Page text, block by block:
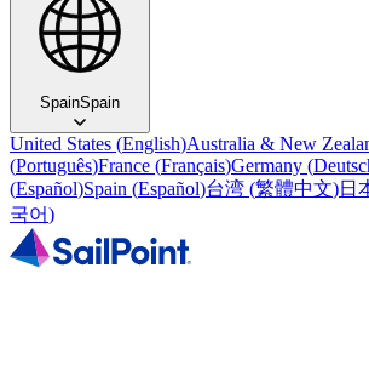
SpainSpain
United States (English)Australia & New
(Português)France (Français)Germany (
(Español)Spain (Español)台湾 (繁體中文)日
국어)